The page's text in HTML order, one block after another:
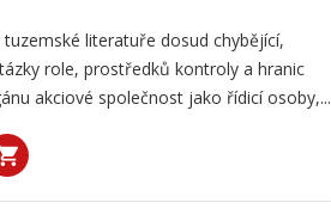
literatuře dosud chybějící,
role, prostředků kontroly a hranic
akciové společnost jako řídicí osoby,...